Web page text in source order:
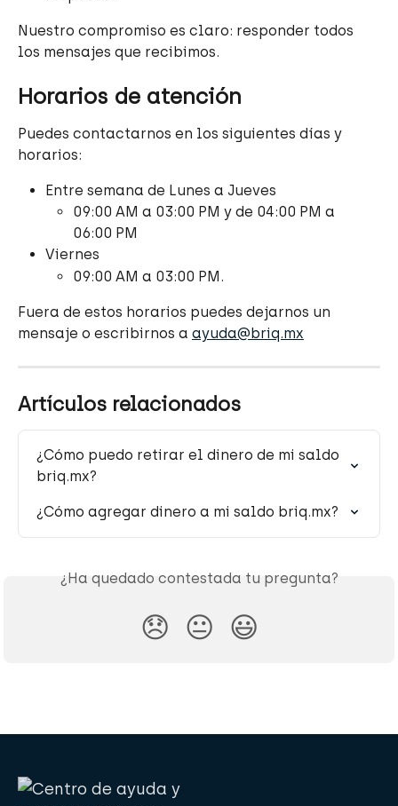
Nuestro compromiso es claro: responder todos
los mensajes que recibimos.
Horarios de atención
Puedes contactarnos en los siguientes días y
horarios:
Entre semana de Lunes a Jueves
09:00 AM a 03:00 PM y de 04:00 PM a
06:00 PM
Viernes
09:00 AM a 03:00 PM.
Fuera de estos horarios puedes dejarnos un
mensaje o escribirnos a ayuda@briq.mx
Artículos relacionados
¿Cómo puedo retirar el dinero de mi saldo
briq.mx?
¿Cómo agregar dinero a mi saldo briq.mx?
¿Ha quedado contestada tu pregunta?
😞 😐 😃